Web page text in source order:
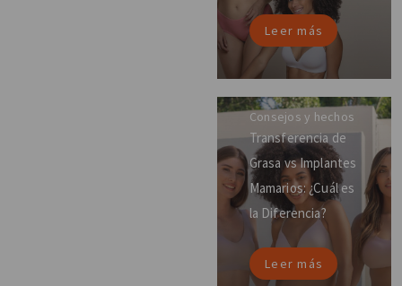
Leer más
Consejos y hechos
Transferencia de
Grasa vs Implantes
Mamarios: ¿Cuál es
la Diferencia?
Leer más